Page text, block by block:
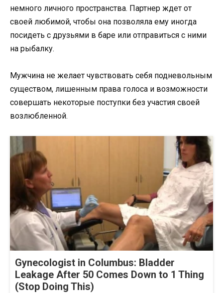
немного личного пространства. Партнер ждет от
своей любимой, чтобы она позволяла ему иногда
посидеть с друзьями в баре или отправиться с ними
на рыбалку.
Мужчина не желает чувствовать себя подневольным
существом, лишенным права голоса и возможности
совершать некоторые поступки без участия своей
возлюбленной.
Gynecologist in Columbus: Bladder
Leakage After 50 Comes Down to 1 Thing
(Stop Doing This)